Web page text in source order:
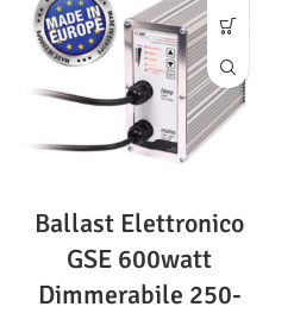
purezza del risultato finale.Beat &
Sift disponibile in 3 misure diverse
setaccio da 160-190-220 micron:
160 micron
190 micron
220 micron
Ballast Elettronico
GSE 600watt
Dimmerabile 250-